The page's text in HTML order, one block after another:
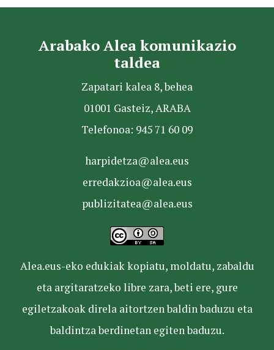
Arabako Alea komunikazio
taldea
Zapatari kalea 8, behea
01001 Gasteiz, ARABA
Telefonoa: 945 71 60 09
harpidetza@alea.eus
erredakzioa@alea.eus
publizitatea@alea.eus
Alea.eus-eko edukiak kopiatu, moldatu, zabaldu
eta argitaratzeko libre zara, beti ere, gure
egiletzakoak direla aitortzen baldin baduzu eta
baldintza berdinetan egiten baduzu.